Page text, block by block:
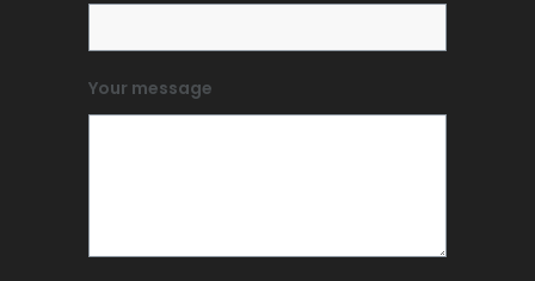
Your message